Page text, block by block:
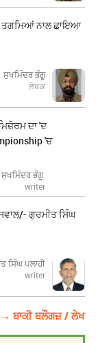
ਤਗਮਿਆਂ ਨਾਲ ਛਾਇਆ
ਸੁਖਮਿੰਦਰ ਭੰਗੂ
ਲੇਖਕ
ਦਾ 'ਦ
'ਚ
ਸੁਖਮਿੰਦਰ ਭੰਗੂ
writer
ਗੁਰਮੀਤ ਸਿੰਘ
ਸਿੰਘ ਪਲਾਹੀ
writer
→ ਬਾਕੀ ਬਲੌਗਜ਼ / ਲੇਖ